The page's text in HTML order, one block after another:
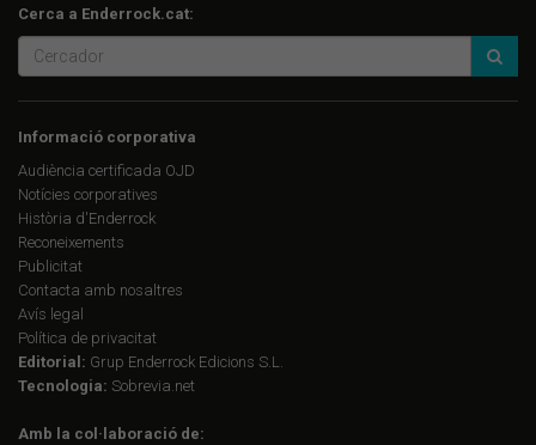
Cerca a Enderrock.cat:
Informació corporativa
Audiència certificada OJD
Notícies corporatives
Història d'Enderrock
Reconeixements
Publicitat
Contacta amb nosaltres
Avís legal
Política de privacitat
Editorial: Grup Enderrock Edicions S.L.
Tecnologia: Sobrevia.net
Amb la col·laboració de: